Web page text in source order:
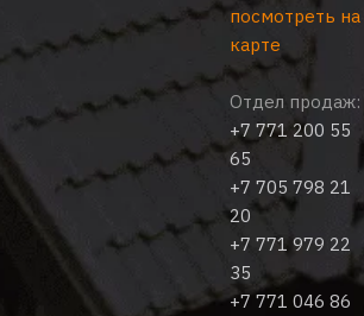
посмотреть на
карте
Отдел продаж:
+7 771 200 55
65
+7 705 798 21
20
+7 771 979 22
35
+7 771 046 86